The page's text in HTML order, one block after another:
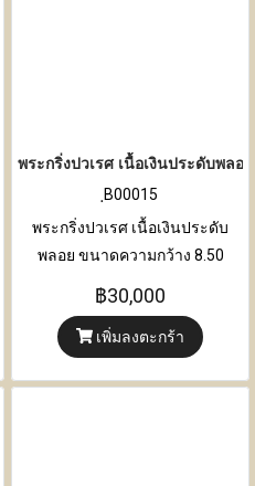
พระกริ่งปวเรศ เนื้อเงินประดับพลอย
ฺB00015
พระกริ่งปวเรศ เนื้อเงินประดับ
พลอย ขนาดความกว้าง 8.50
เซนติเมตร x ความสูง 17
เซนติเมตร
฿30,000
เพิ่มลงตะกร้า